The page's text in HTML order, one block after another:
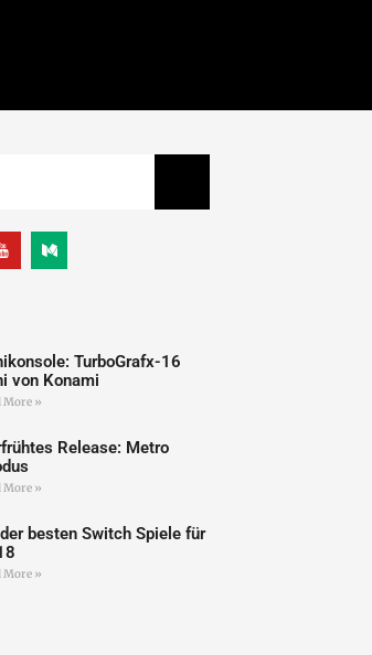
TurboGrafx-16
von Konami
More »
Release: Metro
More »
besten Switch Spiele für
More »